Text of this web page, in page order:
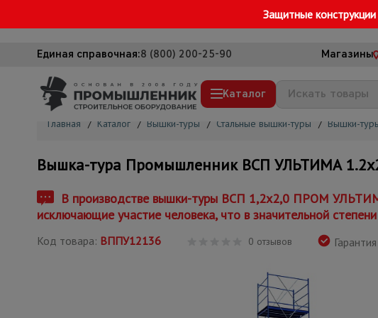
Защитные
Единая справочная:8 (800) 200-25-90 Магазины
Каталог
Вышки-туры
Подмости строительные
Сетка, тенты, брезенты
Строительные подъемники
Мусоропровод строительный
Главная / Каталог / Вышки-туры / Стальные вышки-туры / Вышки-
Вышка-тура Промышленник ВСП УЛЬТИМА
В производстве вышки-туры ВСП 1,2x2,0 ПРОМ УЛЬТИМА
исключающие участие человека, что в значительной
Код товара: ВППУ12136 0 отзывов